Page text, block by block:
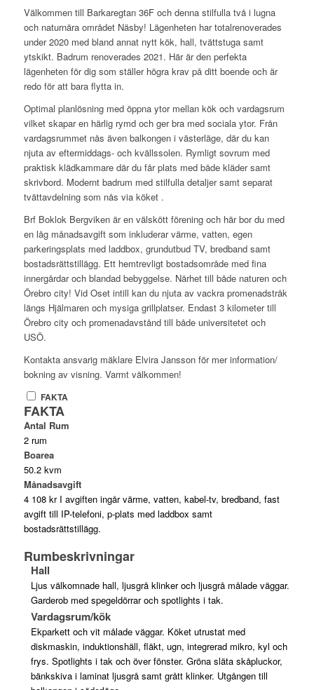
Välkommen till Barkaregtan 36F och denna stilfulla två i lugna
och naturnära området Näsby! Lägenheten har totalrenoverades
under 2020 med bland annat nytt kök, hall, tvättstuga samt
ytskikt. Badrum renoverades 2021. Här är den perfekta
lägenheten för dig som ställer högra krav på ditt boende och är
redo för att bara flytta in.
Optimal planlösning med öppna ytor mellan kök och vardagsrum
vilket skapar en härlig rymd och ger bra med sociala ytor. Från
vardagsrummet nås även balkongen i västerläge, där du kan
njuta av eftermiddags- och kvällssolen. Rymligt sovrum med
praktisk klädkammare där du får plats med både kläder samt
skrivbord. Modernt badrum med stilfulla detaljer samt separat
tvättavdelning som nås via köket .
Brf Boklok Bergviken är en välskött förening och här bor du med
en låg månadsavgift som inkluderar värme, vatten, egen
parkeringsplats med laddbox, grundutbud TV, bredband samt
bostadsrättstillägg. Ett hemtrevligt bostadsområde med fina
innergårdar och blandad bebyggelse. Närhet till både naturen och
Örebro city! Vid Oset intill kan du njuta av vackra promenadstråk
längs Hjälmaren och mysiga grillplatser. Endast 3 kilometer till
Örebro city och promenadavstånd till både universitetet och
USÖ.
Kontakta ansvarig mäklare Elvira Jansson för mer information/
bokning av visning. Varmt välkommen!
FAKTA
FAKTA
Antal Rum
2 rum
Boarea
50.2 kvm
Månadsavgift
4 108 kr I avgiften ingår värme, vatten, kabel-tv, bredband, fast
avgift till IP-telefoni, p-plats med laddbox samt
bostadsrättstillägg.
Rumbeskrivningar
Hall
Ljus välkomnade hall, ljusgrå klinker och ljusgrå målade väggar.
Garderob med spegeldörrar och spotlights i tak.
Vardagsrum/kök
Ekparkett och vit målade väggar. Köket utrustat med
diskmaskin, induktionshäll, fläkt, ugn, integrerad mikro, kyl och
frys. Spotlights i tak och över fönster. Gröna släta skåpluckor,
bänkskiva i laminat ljusgrå samt grått klinker. Utgången till